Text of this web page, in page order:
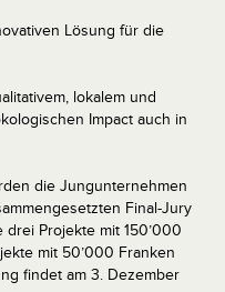
Lösung für die
lokalem und
Impact auch in
die Jungunternehmen
Final-Jury
Projekte mit 150’000
mit 50’000 Franken
findet am 3. Dezember